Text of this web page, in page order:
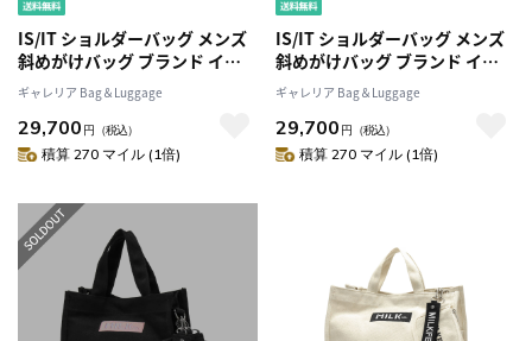
IS/IT ショルダーバッグ メンズ
斜めがけバッグ ブランド イズ
イット バッグ 薄型 薄い 斜めが
け 革 レザー 本革 ナイロン A4
日本製 横 横型 シンプル ビジネ
ス 通勤 大人 アンプル
ギャレリア Bag＆Luggage
29,700 円 （税込）
積算 270 マイル (1倍)
IS/IT ショルダーバッグ メンズ
斜めがけバッグ ブランド イズ
イット バッグ 薄型 薄い 斜めが
け 革 レザー 本革 ナイロン A4
日本製 横 横型 シンプル ビジネ
ス 通勤 大人 アンプル
ギャレリア Bag＆Luggage
29,700 円 （税込）
積算 270 マイル (1倍)